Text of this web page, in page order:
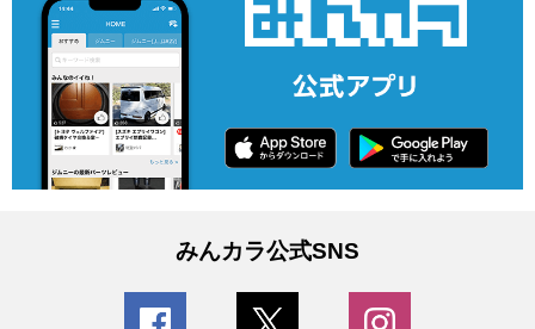
みんカラ公式SNS